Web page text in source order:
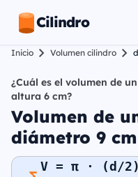
Cilindro
Inicio Volumen cilindro
¿Cuál es el volumen de
altura 6 cm?
Volumen de
diámetro 9
V = π · (d/